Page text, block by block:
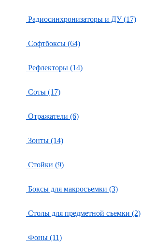
Радиосинхронизаторы и ДУ (17)
Софтбоксы (64)
Рефлекторы (14)
Соты (17)
Отражатели (6)
Зонты (14)
Стойки (9)
Боксы для макросъемки (3)
Столы для предметной съемки (2)
Фоны (11)